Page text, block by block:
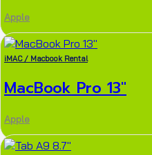
Apple
iMAC / Macbook Rental
MacBook Pro 13″
Apple